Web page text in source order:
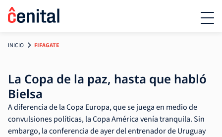
INICIO FIFAGATE
La Copa de la paz, hasta que habló
Bielsa
A diferencia de la Copa Europa, que se juega en medio de
convulsiones políticas, la Copa América venía tranquila. Sin
embargo, la conferencia de ayer del entrenador de Uruguay